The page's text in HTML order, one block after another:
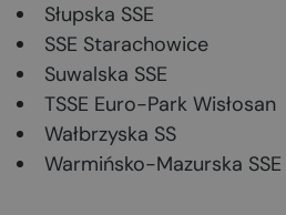
Słupska SSE
SSE Starachowice
Suwalska SSE
TSSE Euro-Park Wisłosan
Wałbrzyska SS
Warmińsko-Mazurska SSE